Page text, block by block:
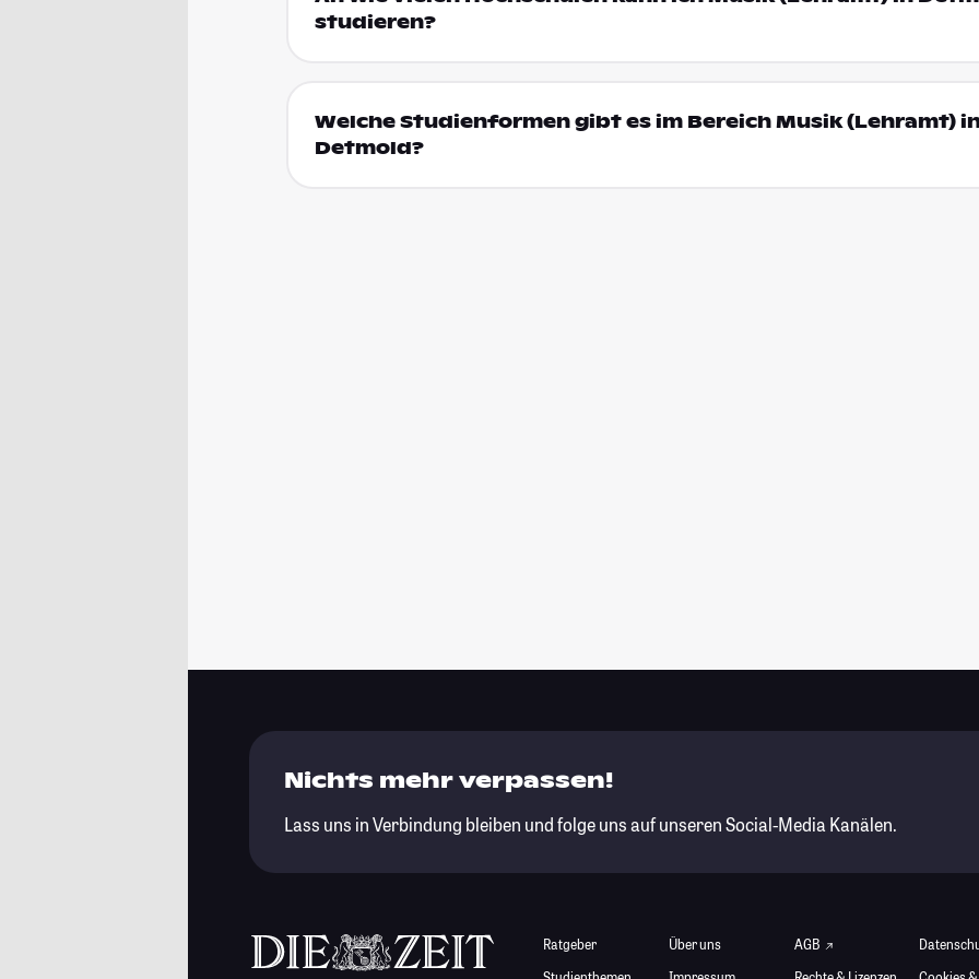
studieren?
Welche Studienformen gibt es im Bereich Musik (Lehramt)
Detmold?
Nichts mehr verpassen!
Lass uns in Verbindung bleiben und folge uns auf unseren Social-Media Kanälen.
Ratgeber
Über uns
AGB